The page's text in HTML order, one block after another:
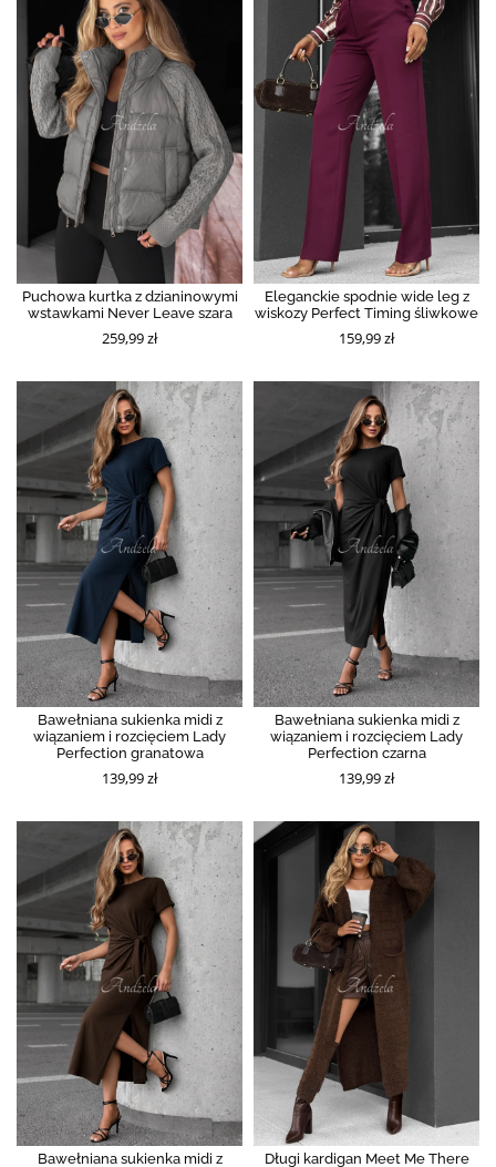
Puchowa kurtka z dzianinowymi
wstawkami Never Leave szara
259,99 zł
Eleganckie spodnie wide leg z
wiskozy Perfect Timing śliwkowe
159,99 zł
Bawełniana sukienka midi z
wiązaniem i rozcięciem Lady
Perfection granatowa
139,99 zł
Bawełniana sukienka midi z
wiązaniem i rozcięciem Lady
Perfection czarna
139,99 zł
Bawełniana sukienka midi z
Długi kardigan Meet Me There